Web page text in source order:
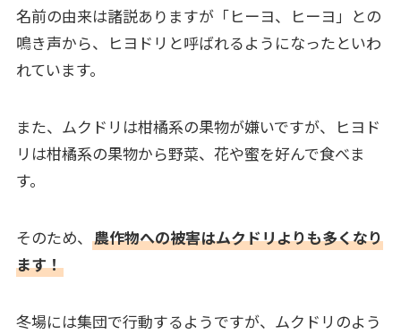
名前の由来は諸説ありますが「ヒーヨ、ヒーヨ」との
鳴き声から、ヒヨドリと呼ばれるようになったといわ
れています。
また、ムクドリは柑橘系の果物が嫌いですが、ヒヨド
リは柑橘系の果物から野菜、花や蜜を好んで食べま
す。
そのため、 農作物への被害はムクドリよりも多くなり
ます！
冬場には集団で行動するようですが、ムクドリのよう